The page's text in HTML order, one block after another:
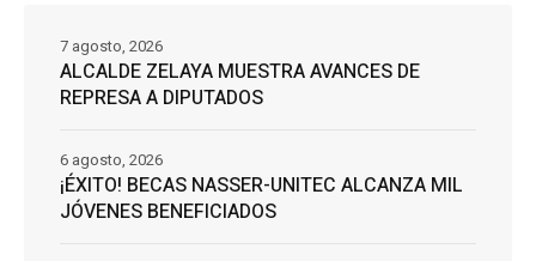
ALCALDE ZELAYA MUESTRA AVANCES DE
REPRESA A DIPUTADOS
7 agosto, 2026
¡ÉXITO! BECAS NASSER-UNITEC ALCANZA MIL
JÓVENES BENEFICIADOS
6 agosto, 2026